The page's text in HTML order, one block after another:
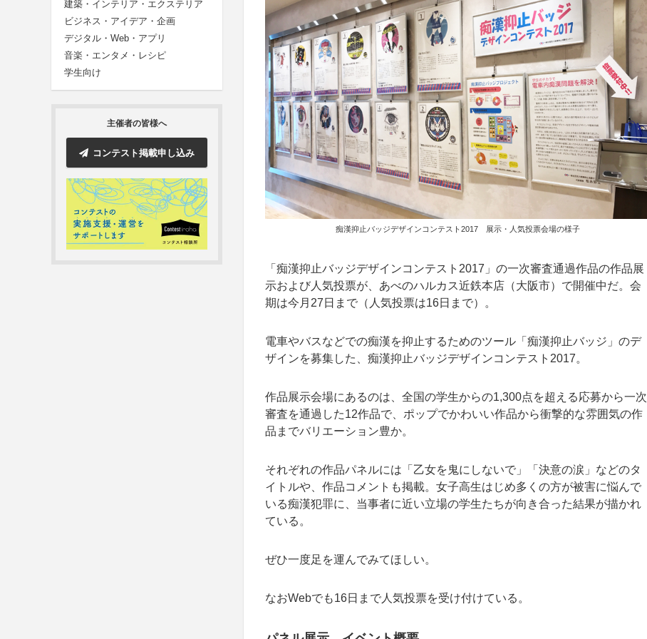
建築・インテリア・エクステリア
ビジネス・アイデア・企画
デジタル・Web・アプリ
音楽・エンタメ・レシピ
学生向け
主催者の皆様へ
コンテスト掲載申し込み
痴漢抑止バッジデザインコンテスト2017 展示・人気投票会場の様子
「痴漢抑止バッジデザインコンテスト2017」の一次審査通過作品の作品展
示および人気投票が、あべのハルカス近鉄本店（大阪市）で開催中だ。会
期は今月27日まで（人気投票は16日まで）。
電車やバスなどでの痴漢を抑止するためのツール「痴漢抑止バッジ」のデ
ザインを募集した、痴漢抑止バッジデザインコンテスト2017。
作品展示会場にあるのは、全国の学生からの1,300点を超える応募から一次
審査を通過した12作品で、ポップでかわいい作品から衝撃的な雰囲気の作
品までバリエーション豊か。
それぞれの作品パネルには「乙女を鬼にしないで」「決意の涙」などのタ
イトルや、作品コメントも掲載。女子高生はじめ多くの方が被害に悩んで
いる痴漢犯罪に、当事者に近い立場の学生たちが向き合った結果が描かれ
ている。
ぜひ一度足を運んでみてほしい。
なおWebでも16日まで人気投票を受け付けている。